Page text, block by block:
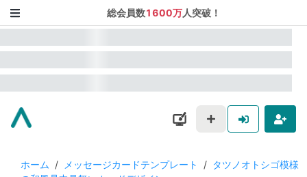
総会員数1600万人突破！
ホーム / メッセージカードテンプレート / タツノオトシゴ模様